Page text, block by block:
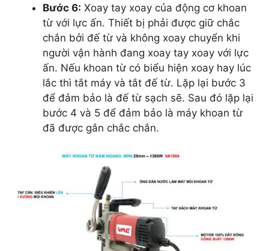
Bước 6: Xoay tay xoay của động cơ khoan
từ với lực ấn. Thiết bị phải được giữ chắc
chắn bởi đế từ và không xoay chuyển khi
người vận hành đang xoay tay xoay với lực
ấn. Nếu khoan từ có biểu hiện xoay hay lúc
lắc thì tắt máy và tắt đế từ. Lặp lại bước 3
để đảm bảo là đế từ sạch sẽ. Sau đó lặp lại
bước 4 và 5 để đảm bảo là máy khoan từ
đã được gắn chắc chắn.